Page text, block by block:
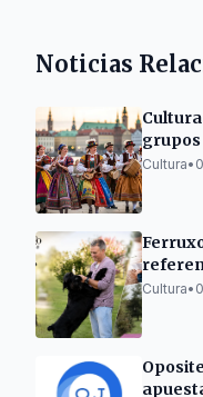
Noticias
grupos
Cultura•
Cultura•